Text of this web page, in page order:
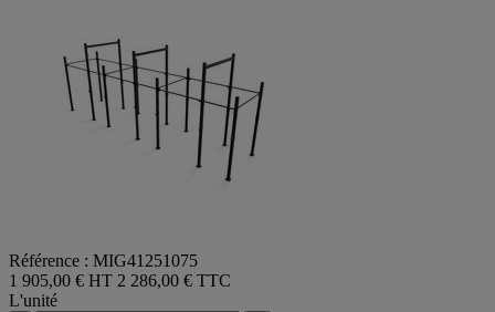
Référence : MIG41251075
1 905,00 € HT 2 286,00 € TTC
L'unité